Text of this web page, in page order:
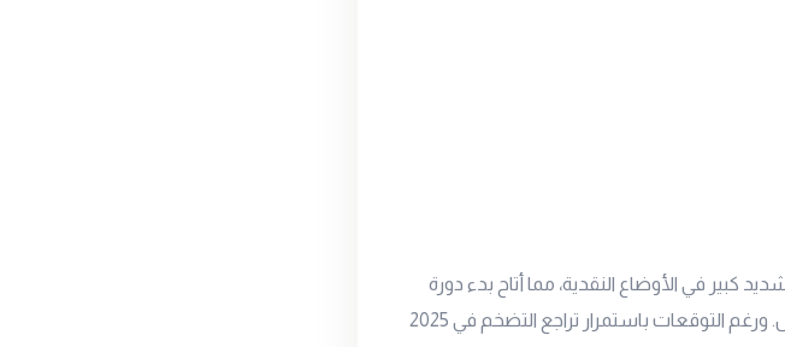
كبير في الأوضاع النقدية، مما أتاح بدء دورة
تيسير نقدي بخفض أسعار العائد بواقع 225 نقطة أساس. ورغم التوقعات باستمرار تراجع التضخم في 2025